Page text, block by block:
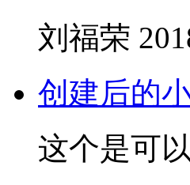
刘福荣
创建后的
这个是可